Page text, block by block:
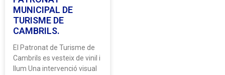
MUNICIPAL DE
TURISME DE
CAMBRILS.
El Patronat de Turisme de
Cambrils es vesteix de vinil i
llum Una intervenció visual